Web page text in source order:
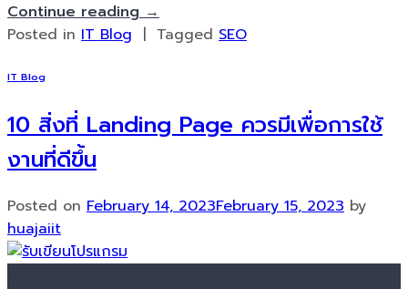
Continue reading→
Posted in IT Blog | Tagged SEO
IT Blog
10 สิ่งที่ Landing Page ควรมีเพื่อการใช้
งานที่ดีขึ้น
Posted on February 14, 2023February 15, 2023 by
huajaiit